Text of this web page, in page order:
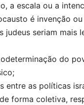
a escala ou a
é invenção
judeus seriam mais
do
entre as políticas
forma coletiva,